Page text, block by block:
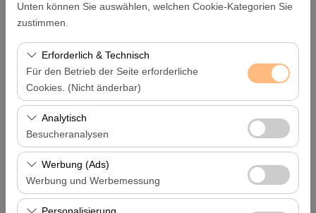
Unten können Sie auswählen, welchen Cookie-Kategorien Sie
zustimmen.
Erforderlich & Technisch
Für den Betrieb der Seite erforderliche
Cookies. (Nicht änderbar)
Diese Cookies sind für das ordnungsgemäße
Funktionieren der Website, die Sicherheit, die
Sitzungsverwaltung und grundlegende Funktionen
erforderlich. Sie können nicht deaktiviert werden.
Analytisch
Besucheranalysen
Diese Cookies ermöglichen es uns, zu analysieren, wie
unsere Website genutzt wird (Besucherzahl,
meistbesuchte Seiten, Nutzerverhalten). Diese Daten
werden verwendet, um die Leistung der Website zu
Werbung (Ads)
Werbung und Werbemessung
Diese Cookies ermöglichen es uns, Ihnen auf Ihre
Hatay Samandağ
Eine andere Rückgabestation auswählen
Abholdatum & Zeit
Rückgabedatum & Zeit